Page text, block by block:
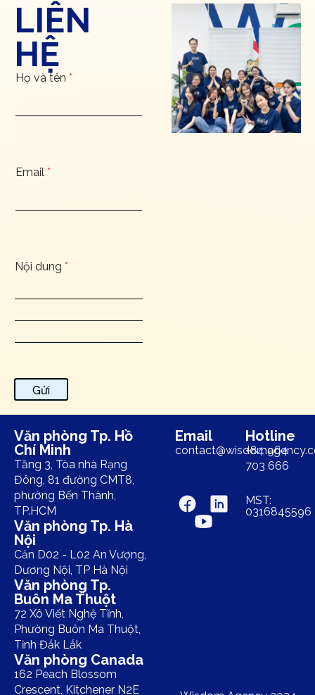
LIÊN
HỆ
Họ và tên *
Email *
Nội dung *
Gửi
Văn phòng Tp. Hồ
Chí Minh
Tầng 3, Tòa nhà Rạng
Đông, 81 đường CMT8,
phường Bến Thành,
TP.HCM
Văn phòng Tp. Hà
Nội
Căn D02 - L02 An Vượng,
Dương Nội, TP Hà Nội
Văn phòng Tp.
Buôn Ma Thuột
72 Xô Viết Nghệ Tĩnh,
Phường Buôn Ma Thuột,
Tỉnh Đắk Lắk
Văn phòng Canada
162 Peach Blossom
Crescent, Kitchener N2E
Email Hotline
+84 964
703 666
MST:
0316845596